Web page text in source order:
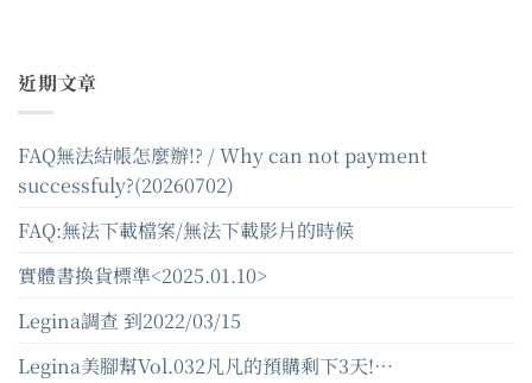
近期文章
FAQ無法結帳怎麼辦!? / Why can not payment
successfuly?(20260702)
FAQ:無法下載檔案/無法下載影片的時候
實體書換貨標準<2025.01.10>
Legina調查 到2022/03/15
Legina美腳幫Vol.032凡凡的預購剩下3天!…